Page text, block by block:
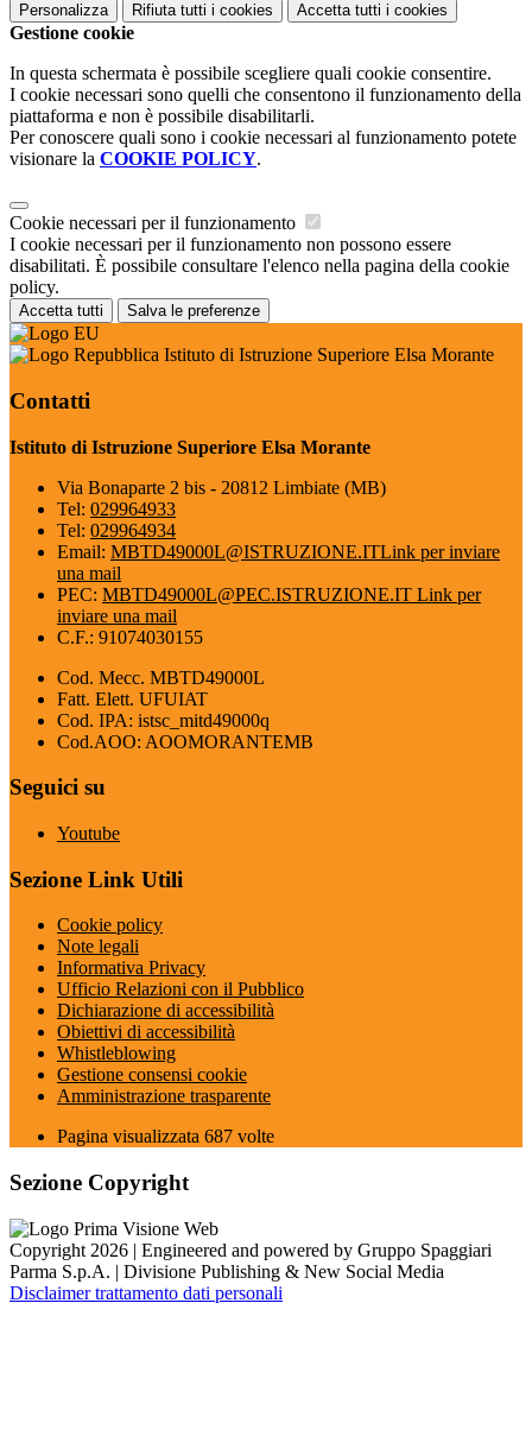
Personalizza Rifiuta tutti i cookies Accetta tutti i cookies
Gestione cookie
In questa schermata è possibile scegliere quali cookie consentire.
I cookie necessari sono quelli che consentono il funzionamento della
piattaforma e non è possibile disabilitarli.
Per conoscere quali sono i cookie necessari al funzionamento potete
visionare la COOKIE POLICY.
Cookie necessari per il funzionamento
I cookie necessari per il funzionamento non possono essere
disabilitati. È possibile consultare l'elenco nella pagina della cookie
policy.
Accetta tutti Salva le preferenze
Istituto di Istruzione Superiore Elsa Morante
Contatti
Istituto di Istruzione Superiore Elsa Morante
Via Bonaparte 2 bis - 20812 Limbiate (MB)
Tel: 029964933
Tel: 029964934
Email: MBTD49000L@ISTRUZIONE.ITLink per inviare
una mail
PEC: MBTD49000L@PEC.ISTRUZIONE.IT Link per
inviare una mail
C.F.: 91074030155
Cod. Mecc. MBTD49000L
Fatt. Elett. UFUIAT
Cod. IPA: istsc_mitd49000q
Cod.AOO: AOOMORANTEMB
Seguici su
Youtube
Sezione Link Utili
Cookie policy
Note legali
Informativa Privacy
Ufficio Relazioni con il Pubblico
Dichiarazione di accessibilità
Obiettivi di accessibilità
Whistleblowing
Gestione consensi cookie
Amministrazione trasparente
Pagina visualizzata 687 volte
Sezione Copyright
Copyright 2026 | Engineered and powered by Gruppo Spaggiari
Parma S.p.A. | Divisione Publishing & New Social Media
Disclaimer trattamento dati personali